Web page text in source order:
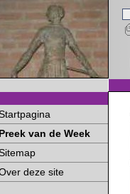
van de Week
deze site